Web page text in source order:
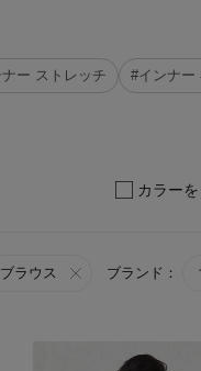
ー ストレッチ #インナー
カラー
ブラウス ブランド：